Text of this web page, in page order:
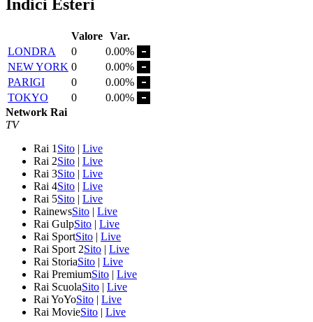
Indici Esteri
Valore Var.
LONDRA
0
0.00%
NEW YORK 0
0.00%
PARIGI
0
0.00%
TOKYO
0
0.00%
Network Rai
TV
Rai 1 Sito | Live
Rai 2Sito | Live
Rai 3Sito | Live
Rai 4Sito | Live
Rai 5Sito | Live
RainewsSito | Live
Rai GulpSito | Live
Rai SportSito | Live
Rai Sport 2Sito | Live
Rai StoriaSito | Live
Rai PremiumSito | Live
Rai ScuolaSito | Live
Rai YoYoSito | Live
Rai MovieSito | Live